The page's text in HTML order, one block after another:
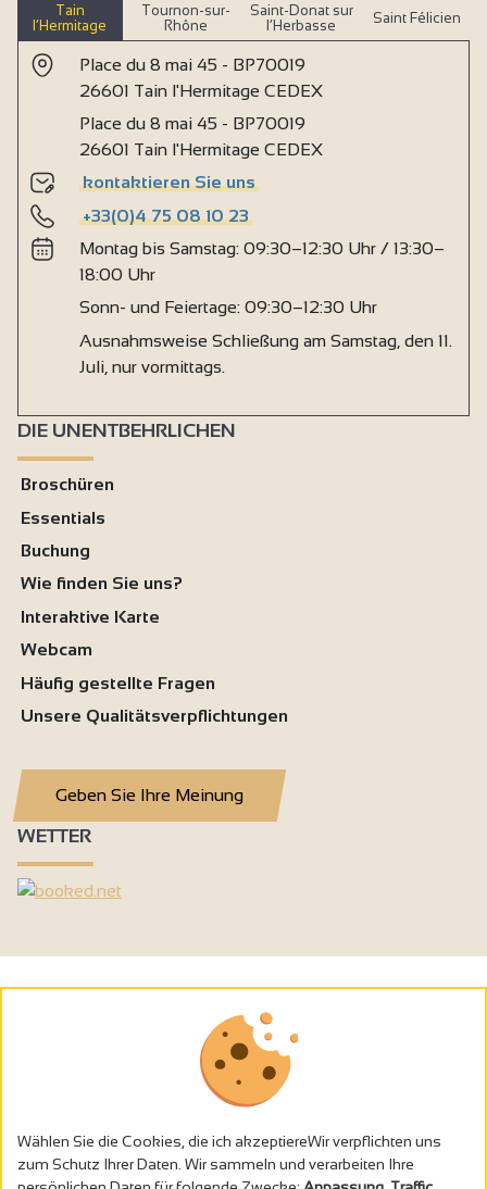
Tain
l’Hermitage
Tournon-sur-
Rhône
Saint-Donat sur
l’Herbasse
Saint Félicien
Place du 8 mai 45 - BP70019
26601 Tain l'Hermitage CEDEX
Place du 8 mai 45 - BP70019
26601 Tain l'Hermitage CEDEX
kontaktieren Sie uns
+33(0)4 75 08 10 23
Montag bis Samstag: 09:30–12:30 Uhr / 13:30–
18:00 Uhr
Sonn- und Feiertage: 09:30–12:30 Uhr
Ausnahmsweise Schließung am Samstag, den 11.
Juli, nur vormittags.
DIE UNENTBEHRLICHEN
Broschüren
Essentials
Buchung
Wie finden Sie uns?
Interaktive Karte
Webcam
Häufig gestellte Fragen
Unsere Qualitätsverpflichtungen
Geben Sie Ihre Meinung
WETTER
Wählen Sie die Cookies, die ich akzeptiereWir verpflichten uns
zum Schutz Ihrer Daten. Wir sammeln und verarbeiten Ihre